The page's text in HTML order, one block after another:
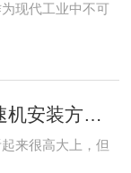
现代工业中不可
**行星齿轮减速机安装方式与使用技巧，小白也能懂**
来很高大上，但